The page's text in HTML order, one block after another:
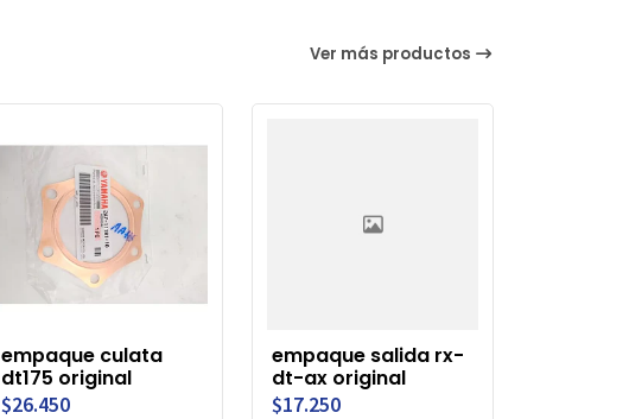
Ver más productos
empaque culata
dt175 original
$26.450
empaque salida rx-
dt-ax original
$17.250